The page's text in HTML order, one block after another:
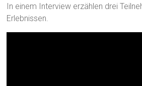
In einem Interview erzählen drei
Erlebnissen.